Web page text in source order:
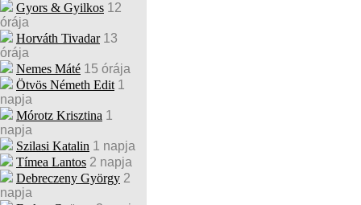
Gyors & Gyilkos 12
órája
Horváth Tivadar 13
órája
Nemes Máté 15 órája
Ötvös Németh Edit 1
napja
Mórotz Krisztina 1
napja
Szilasi Katalin 1 napja
Tímea Lantos 2 napja
Debreczeny György 2
napja